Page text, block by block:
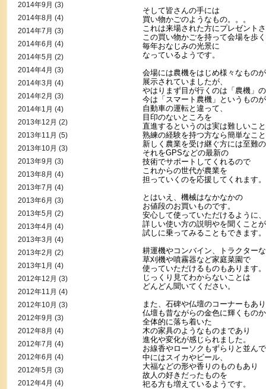
そして皆さんの手には
買い物かごのようなもの。。。
これは来場された方にプレゼント
この買い物かごを持って会場を歩
毎年おなじみの光景に
なっているようです。
会場には農機をはじめ様々なものが
展示されていましたが、
やはりまず目が行くのは「農機」
今は「スマート農機」というもの
自動車の運転と違って、
目印のないところを
直進するというのは実は難しいこ
熟練の経験を持つ方なら簡単なこ
新しく農業を受け継ぐ方には至難
それをGPSなどの最新の
技術でサポートしてくれるので
これからの世代が農業を
担っていくのを応援してくれます。
とはいえ、機械はなかなかの
お値段のお買いものです。
安心して使っていただけるように、
詳しい使い方の説明やを聞くこと
試しに乗ってみることもできます。
耕運機やコンバイン、トラクター
草刈機や噴霧器など家庭菜園で
使っていただけるものもあります。
じっくり見てわからないことは
どんどん聞いてください。
また、石碑や仏壇のコーナーもあ
仏壇も昔ながらの金色に輝くもの
全体的に落ち着いた
木の家具のようなものまであり
進化や変化が感じられました。
お線香やローソクもずらりと並ん
中にはスイカやビール、
大福などの形や香りのものもあり
故人の好きだったものを
祀る方も増えているようです。
2014年9月 (3)
2014年8月 (4)
2014年7月 (3)
2014年6月 (4)
2014年5月 (2)
2014年4月 (3)
2014年3月 (4)
2014年2月 (3)
2014年1月 (4)
2013年12月 (2)
2013年11月 (5)
2013年10月 (3)
2013年9月 (3)
2013年8月 (4)
2013年7月 (4)
2013年6月 (3)
2013年5月 (2)
2013年4月 (4)
2013年3月 (4)
2013年2月 (2)
2013年1月 (4)
2012年12月 (3)
2012年11月 (4)
2012年10月 (3)
2012年9月 (3)
2012年8月 (4)
2012年7月 (4)
2012年6月 (4)
2012年5月 (3)
2012年4月 (4)